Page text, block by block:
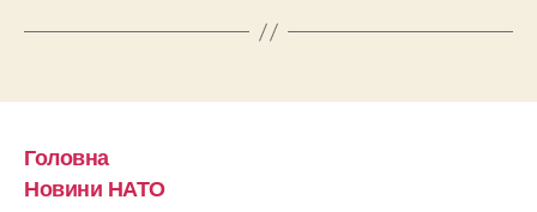
Головна
Новини НАТО